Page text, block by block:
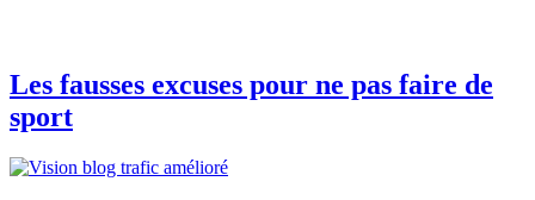
Les fausses excuses pour ne pas faire de
sport